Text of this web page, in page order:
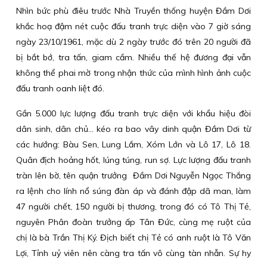
Nhìn bức phù điêu trước Nhà Truyền thống huyện Đầm Dơi
khắc hoạ đậm nét cuộc đấu tranh trực diện vào 7 giờ sáng
ngày 23/10/1961, mặc dù 2 ngày trước đó trên 20 người đã
bị bắt bớ, tra tấn, giam cầm. Nhiều thế hệ đương đại vẫn
không thể phai mờ trong nhận thức của mình hình ảnh cuộc
đấu tranh oanh liệt đó.
Gần 5.000 lực lượng đấu tranh trực diện với khẩu hiệu đòi
dân sinh, dân chủ... kéo ra bao vây dinh quận Đầm Dơi từ
các hướng: Bàu Sen, Lung Lắm, Xóm Lớn và Lô 17, Lô 18.
Quân địch hoảng hốt, lúng túng, run sợ. Lực lượng đấu tranh
tràn lên bờ, tên quận trưởng Đầm Dơi Nguyễn Ngọc Thắng
ra lệnh cho lính nổ súng đàn áp và đánh đập dã man, làm
47 người chết, 150 người bị thương, trong đó có Tô Thị Tẻ,
nguyên Phân đoàn trưởng ấp Tân Đức, cùng mẹ ruột của
chị là bà Trần Thị Ký. Địch biết chị Tẻ có anh ruột là Tô Văn
Lợi, Tỉnh uỷ viên nên càng tra tấn vô cùng tàn nhẫn. Sự hy